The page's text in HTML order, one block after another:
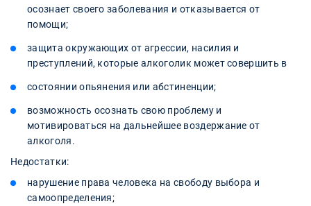
осознает своего заболевания и отказывается от
помощи;
защита окружающих от агрессии, насилия и
преступлений, которые алкоголик может совершить в
состоянии опьянения или абстиненции;
возможность осознать свою проблему и
мотивироваться на дальнейшее воздержание от
алкоголя.
Недостатки:
нарушение права человека на свободу выбора и
самоопределения;